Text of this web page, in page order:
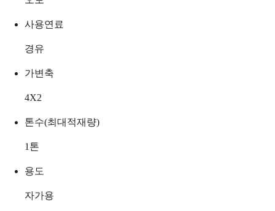
사용연료
경유
가변축
4X2
톤수(최대적재량)
1 톤
용도
자가용